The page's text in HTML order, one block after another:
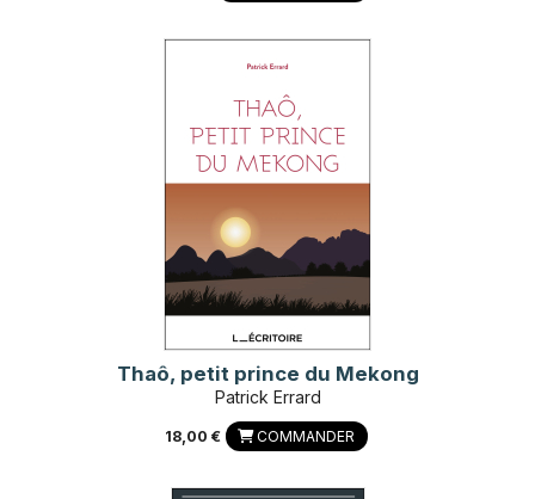
Thaô, petit prince du Mekong
Patrick Errard
18,00 € COMMANDER